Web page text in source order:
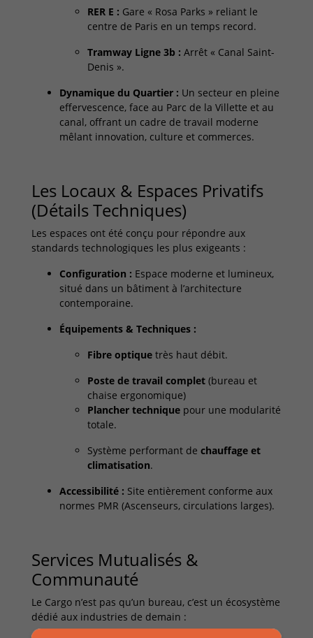
RER E : Gare « Rosa Parks » reliant le
centre de Paris en un temps record.
Tramway Ligne 3b : Arrêt « Canal Saint-
Denis ».
Dynamique du Quartier : Un secteur en pleine
effervescence, face au Parc de la Villette et au
canal, offrant un cadre de travail moderne
mêlant innovation, culture et commerces.
Les Locaux & Espaces Privatifs
(Détails Techniques)
Les espaces ont été conçu pour répondre aux
standards technologiques les plus exigeants :
Configuration : Espace moderne et lumineux,
situé dans un bâtiment à l’architecture
contemporaine.
Équipements & Techniques :
Fibre optique très haut débit.
Poste de travail complet (bureau et
chaise ergonomique)
Plancher technique pour une modularité
totale.
Système performant de chauffage et
climatisation.
Accessibilité : Site entièrement conforme aux
normes PMR (Ascenseurs, circulations larges).
Services Mutualisés &
Communauté
Le Cargo n’est pas qu’un bureau, c’est un écosystème
dédié aux industries de demain :